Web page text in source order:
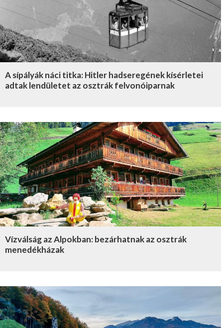
A sípályák náci titka: Hitler hadseregének kísérletei
adtak lendületet az osztrák felvonóiparnak
Vízválság az Alpokban: bezárhatnak az osztrák
menedékházak